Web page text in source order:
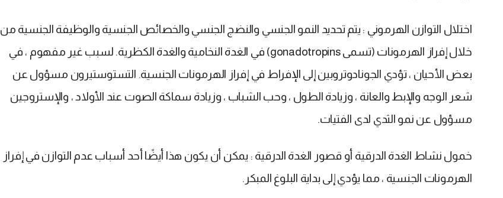
اختلال التوازن الهرموني : يتم تحديد النمو الجنسي والنضج الجنسي والخصائص الجنسية والوظيفة الجنسية من
خلال إفراز الهرمونات (تسمى gonadotropins) في الغدة النخامية والغدة الكظرية. لسبب غير مفهوم ، في
بعض الأحيان ، تؤدي الجونادوتروبين إلى الإفراط في إفراز الهرمونات الجنسية. التستوستيرون مسؤول عن
شعر الوجه والإبط والعانة ، وزيادة الطول ، وحب الشباب ، وزيادة سماكة الصوت عند الأولاد ، والإستروجين
مسؤول عن نمو الثدي لدى الفتيات.
خمول نشاط الغدة الدرقية أو قصور الغدة الدرقية : يمكن أن يكون هذا أيضًا أحد أسباب عدم التوازن في إفراز
الهرمونات الجنسية ، مما يؤدي إلى بداية البلوغ المبكر.